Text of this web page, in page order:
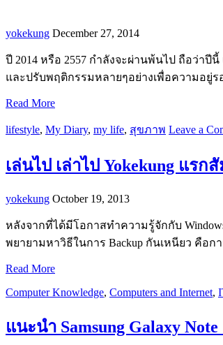
yokekung December 27, 2014
ปี 2014 หรือ 2557 กำลังจะผ่านพ้นไป ถือว่า
และปรับพฤติกรรมหลายๆอย่างเพื่อความอยู่ร
Read More
lifestyle, My Diary, my life, สุขภาพ Leave a
เล่นไป เล่าไป Yokekung แร
yokekung October 19, 2013
หลังจากที่ได้มีโอกาสทำความรู้จักกับ
พยายามหาวิธีในการ Backup กันเหนียว คือก
Read More
Computer Knowledge, Computers and Internet,
แนะนำ Samsung Galaxy